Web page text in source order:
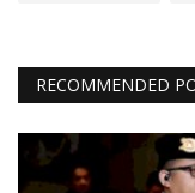
RECOMMENDED